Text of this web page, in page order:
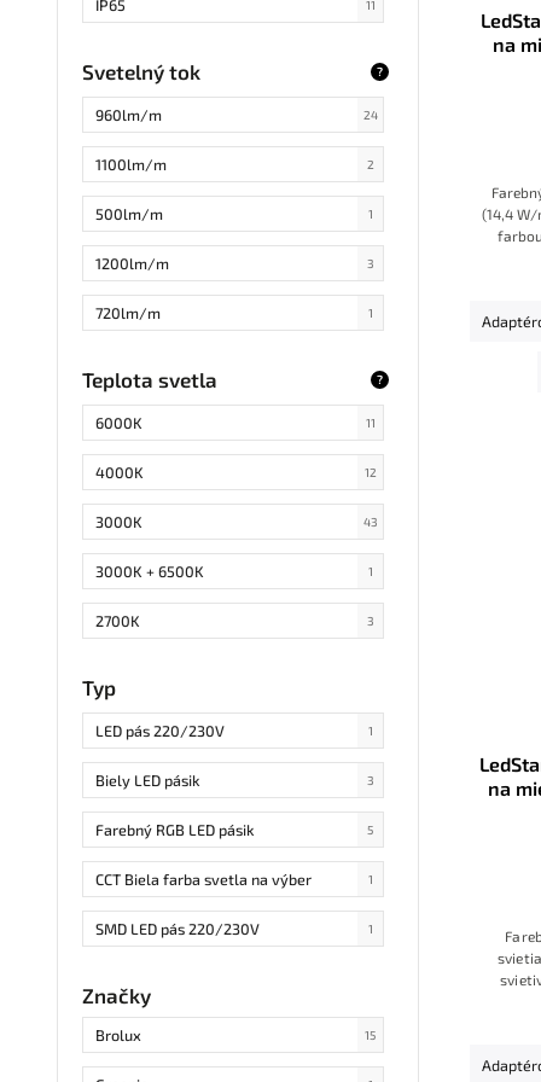
Značky
Brolux 15
4,8W/m
11W/m
19W/m
22W/m
9-9,6W/m
IP65 11
IP20, na vyžiadanie IP66
IP20, na vyžiadanie IP67
Svetelný tok ?
960lm/m 24
1100lm/m 2
500lm/m 1
1200lm/m 3
720lm/m 1
300lm/m
6000lm
1000lm
2200lm/m
480lm/m
600lm/m
900lm/m
600-720lm/m
1320lm/m
1400lm/m
1680lm/m
1440lm/m 4
Teplota svetla ?
6000K 11
4000K 12
3000K 43
3000K + 6500K 1
2700K 3
3200K
2700-3000K
3000-3500K
Typ
LED pás 220/230V 1
Biely LED pásik 3
Farebný RGB LED pásik 5
CCT Biela farba svetla na výber 1
SMD LED pás 220/230V 1
usmerňovačom
na
(14,4
na